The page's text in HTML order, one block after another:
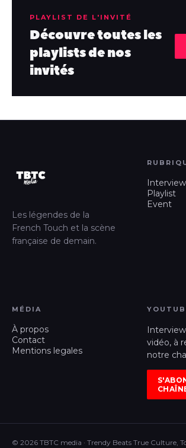
PLAYLIST DE L'INVITÉ
Découvre toutes les
playlists de nos
invités
Les légendes de la
French Touch et la scène
française de demain.
Interview
Playlist
Event
MÉDIA
À propos
Contact
Mentions legales
vidéo, à
notre
© 2026 TBTC media · Trendy Beats True Culture,